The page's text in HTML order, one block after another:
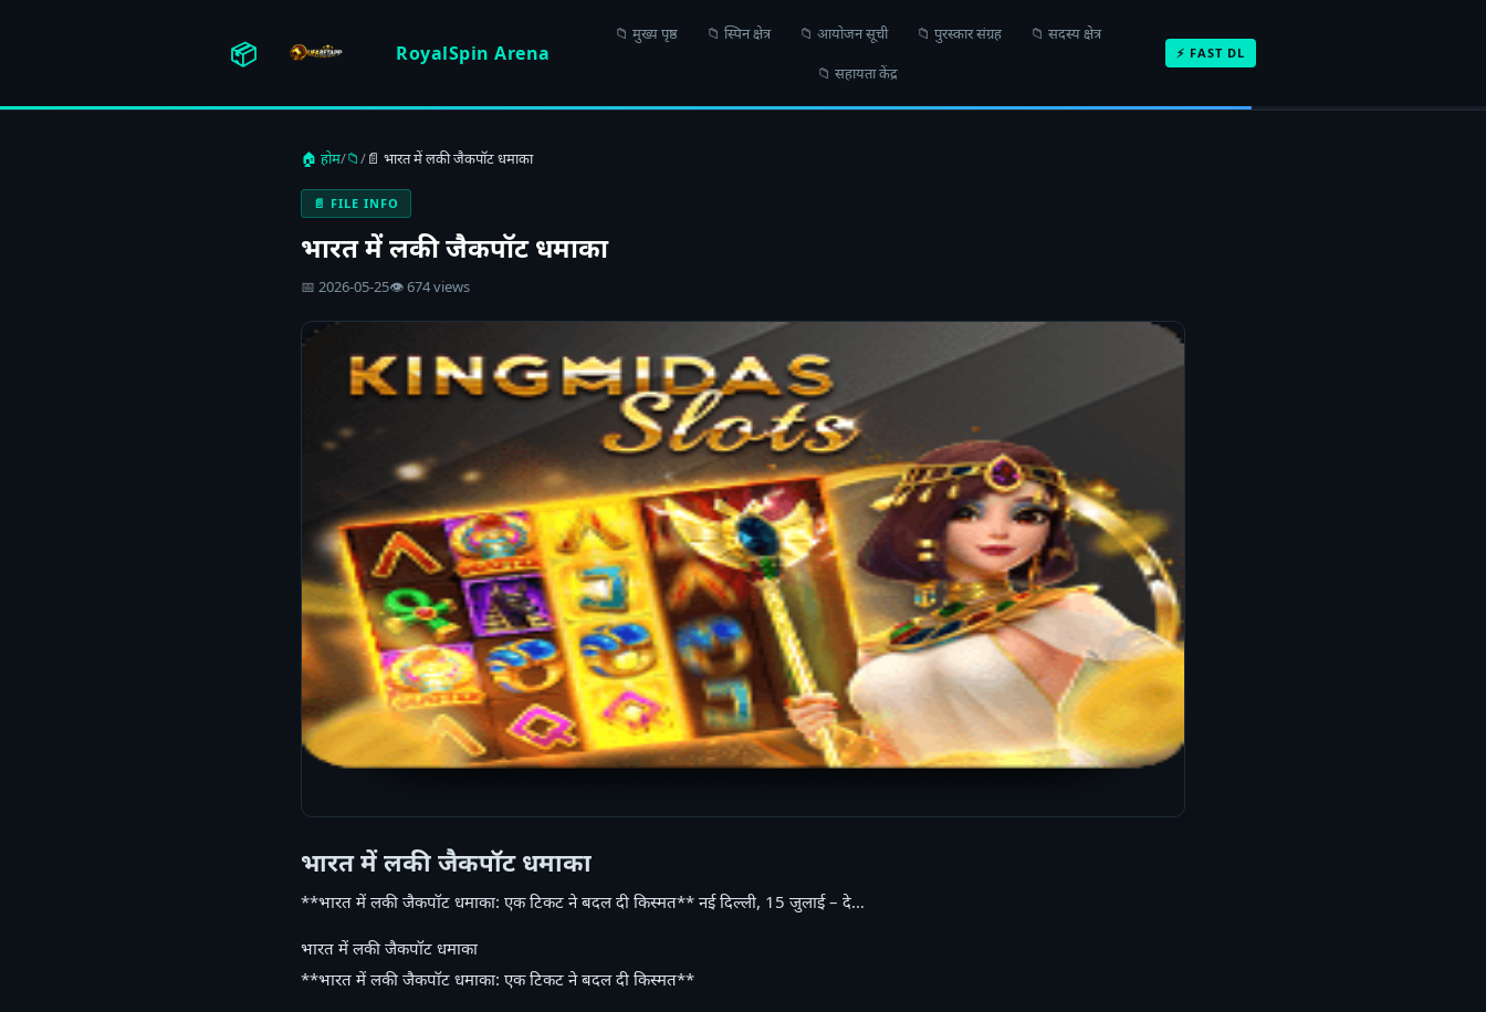
📦 RoyalSpin Arena
📁 मुख्य पृष्ठ 📁 स्पिन क्षेत्र 📁 आयोजन सूची 📁 पुरस्कार संग्रह
📁 सदस्य क्षेत्र
📁 सहायता केंद्र
⚡ FAST DL
🏠 होम/📁/📄 भारत में लकी जैकपॉट धमाका
📄 FILE INFO
भारत में लकी जैकपॉट धमाका
📅 2026-05-25👁 674 views
भारत में लकी जैकपॉट धमाका
**भारत में लकी जैकपॉट धमाका: एक टिकट ने बदल दी किस्मत** नई दिल्ली, 15 जुलाई – दे…
भारत में लकी जैकपॉट धमाका
**भारत में लकी जैकपॉट धमाका: एक टिकट ने बदल दी किस्मत**